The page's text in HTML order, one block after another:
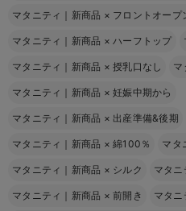
マタニティ｜新商品 × フロントオープ
マタニティ｜新商品 ×ハーフトップ
マタニティ｜新商品 ×授乳口なし マ
マタニティ｜新商品 ×妊娠中期から
マタニティ｜新商品 × 出産準備&後期
マタニティ｜新商品 ×綿100％ マタ
マタニティ｜新商品 × シルク マタニ
マタニティ｜新商品 ×前開き マタニ